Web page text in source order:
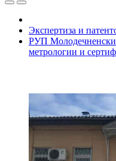
Экспертиза и
РУП
метрологии и